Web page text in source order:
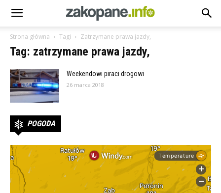
Strona główna Tagi Zatrzymane prawa jazdy,
Tag: zatrzymane prawa jazdy,
Weekendowi piraci drogowi
26 marca 2018
POGODA